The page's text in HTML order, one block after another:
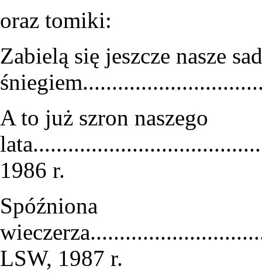
oraz tomiki:
Zabielą się jeszcze nasze
A to już szron naszego
1986 r.
Spóźniona
LSW, 1987 r.